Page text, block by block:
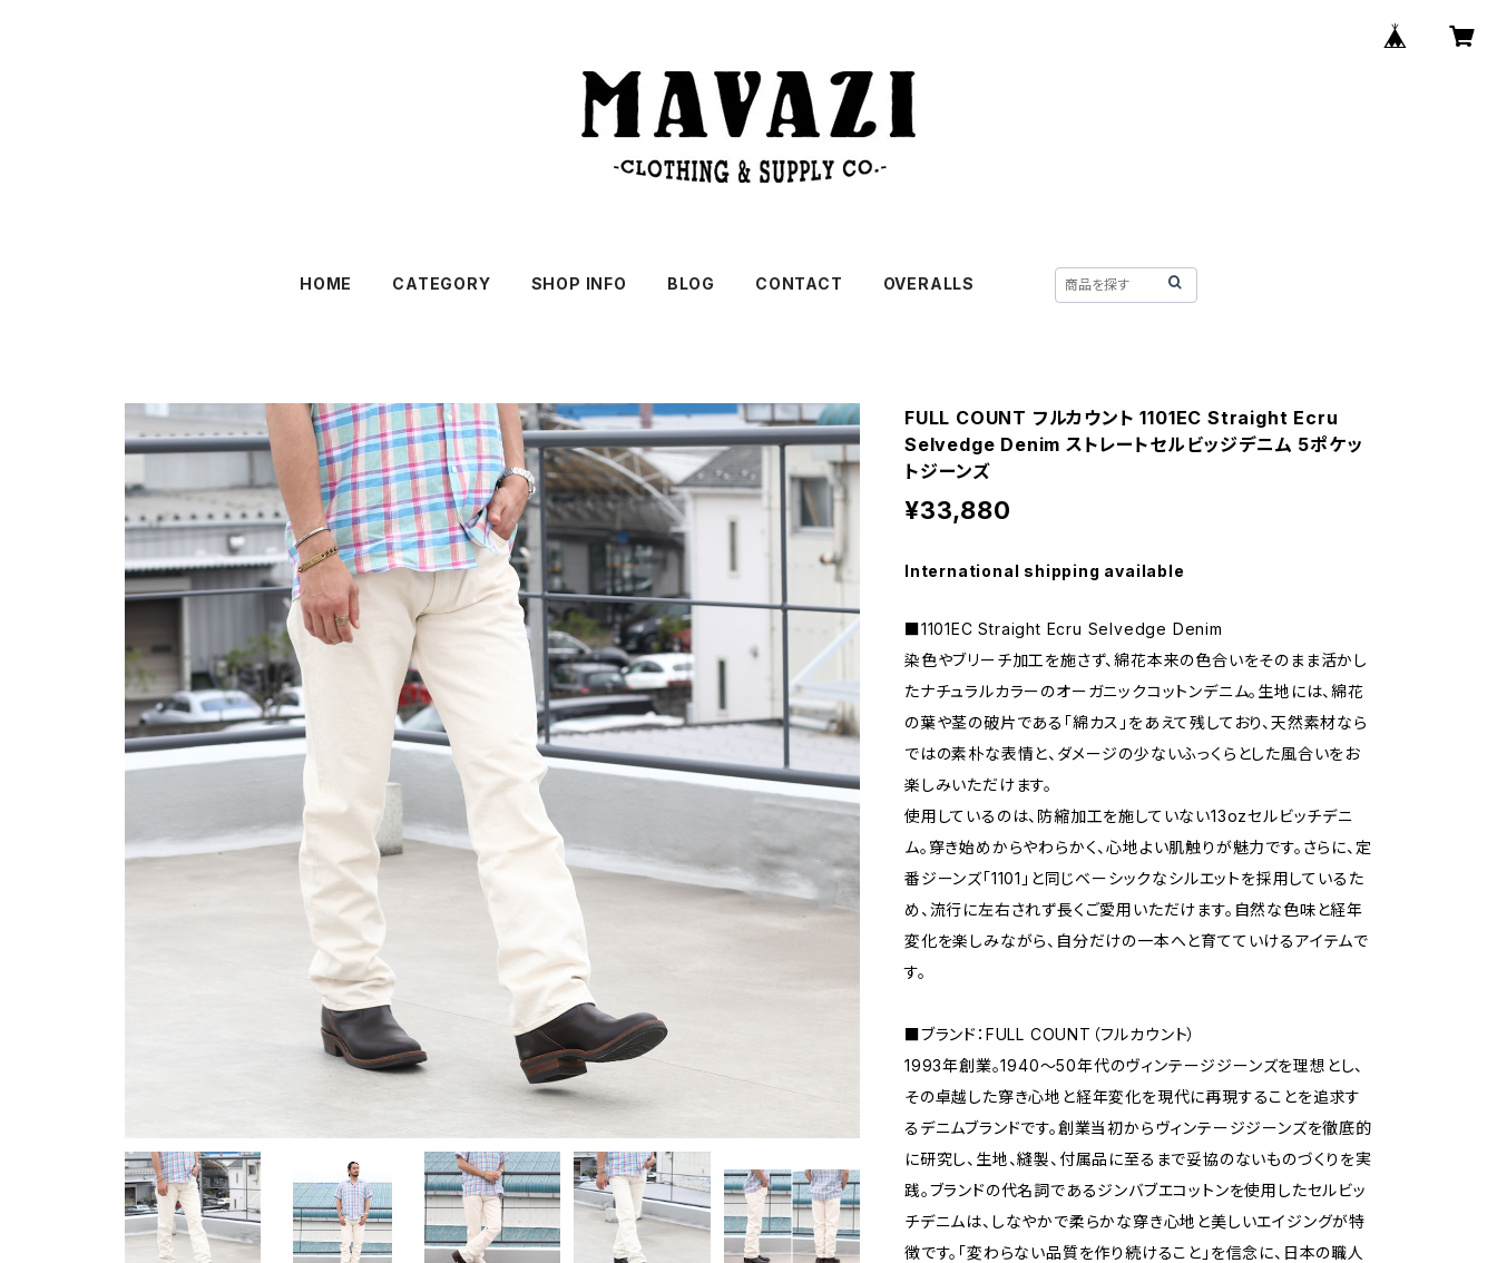
HOME CATEGORY SHOP INFO BLOG CONTACT OVERALLS
FULL COUNT フルカウント 1101EC Straight Ecru
Selvedge Denim ストレートセルビッジデニム 5ポケッ
トジーンズ
¥33,880
International shipping available
■1101EC Straight Ecru Selvedge Denim
染色やブリーチ加工を施さず、綿花本来の色合いをそのまま活かし
たナチュラルカラーのオーガニックコットンデニム。生地には、綿花
の葉や茎の破片である「綿カス」をあえて残しており、天然素材なら
ではの素朴な表情と、ダメージの少ないふっくらとした風合いをお
楽しみいただけます。
使用しているのは、防縮加工を施していない13ozセルビッチデニ
ム。穿き始めからやわらかく、心地よい肌触りが魅力です。さらに、定
番ジーンズ「1101」と同じベーシックなシルエットを採用しているた
め、流行に左右されず長くご愛用いただけます。自然な色味と経年
変化を楽しみながら、自分だけの一本へと育てていけるアイテムで
す。
■ブランド：FULL COUNT（フルカウント）
1993年創業。1940〜50年代のヴィンテージジーンズを理想とし、
その卓越した穿き心地と経年変化を現代に再現することを追求す
るデニムブランドです。創業当初からヴィンテージジーンズを徹底的
に研究し、生地、縫製、付属品に至るまで妥協のないものづくりを実
践。ブランドの代名詞であるジンバブエコットンを使用したセルビッ
チデニムは、しなやかで柔らかな穿き心地と美しいエイジングが特
徴です。「変わらない品質を作り続けること」を信念に、日本の職人